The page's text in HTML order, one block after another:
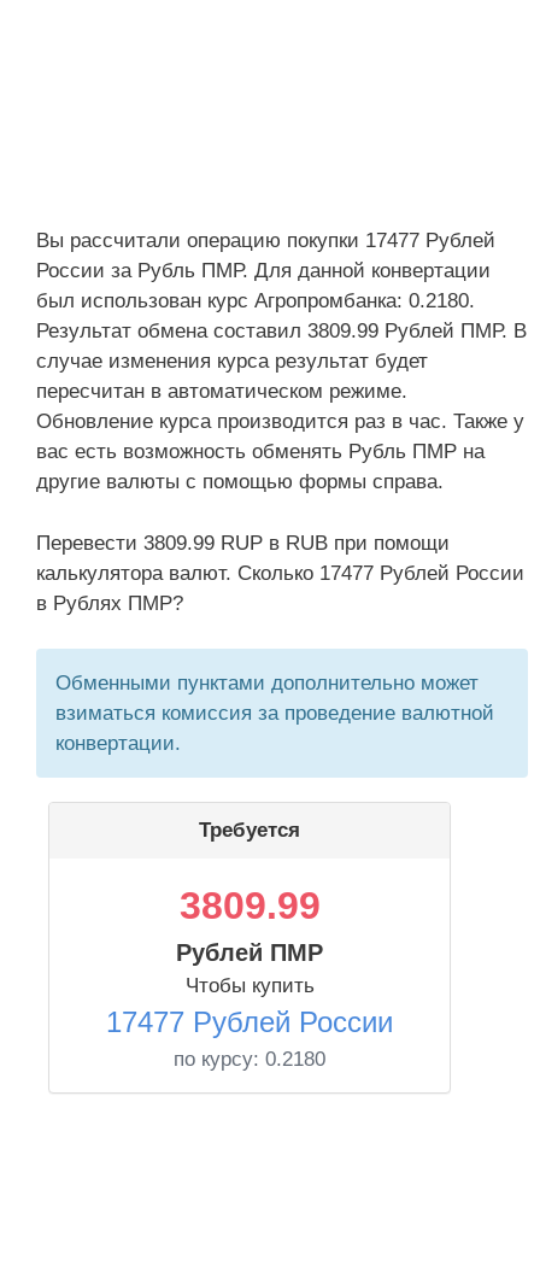
Вы рассчитали операцию покупки 17477 Рублей
России за Рубль ПМР. Для данной конвертации
был использован курс Агропромбанка: 0.2180.
Результат обмена составил 3809.99 Рублей ПМР. В
случае изменения курса результат будет
пересчитан в автоматическом режиме.
Обновление курса производится раз в час. Также у
вас есть возможность обменять Рубль ПМР на
другие валюты с помощью формы справа.
Перевести 3809.99 RUP в RUB при помощи
калькулятора валют. Сколько 17477 Рублей России
в Рублях ПМР?
Обменными пунктами дополнительно может
взиматься комиссия за проведение валютной
конвертации.
Требуется
3809.99
Рублей ПМР
Чтобы купить
17477 Рублей России
по курсу: 0.2180